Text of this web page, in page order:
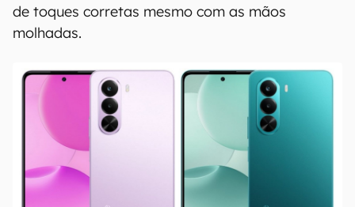
de toques corretas mesmo com as mãos
molhadas.